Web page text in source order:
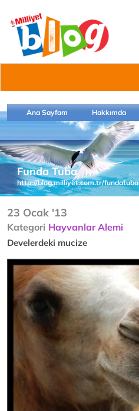
Ana Sayfam Hakkımda
Funda Tuba
http://blog.milliyet.com.tr/fundatuba
23 Ocak '13
Kategori Hayvanlar Alemi
Develerdeki mucize